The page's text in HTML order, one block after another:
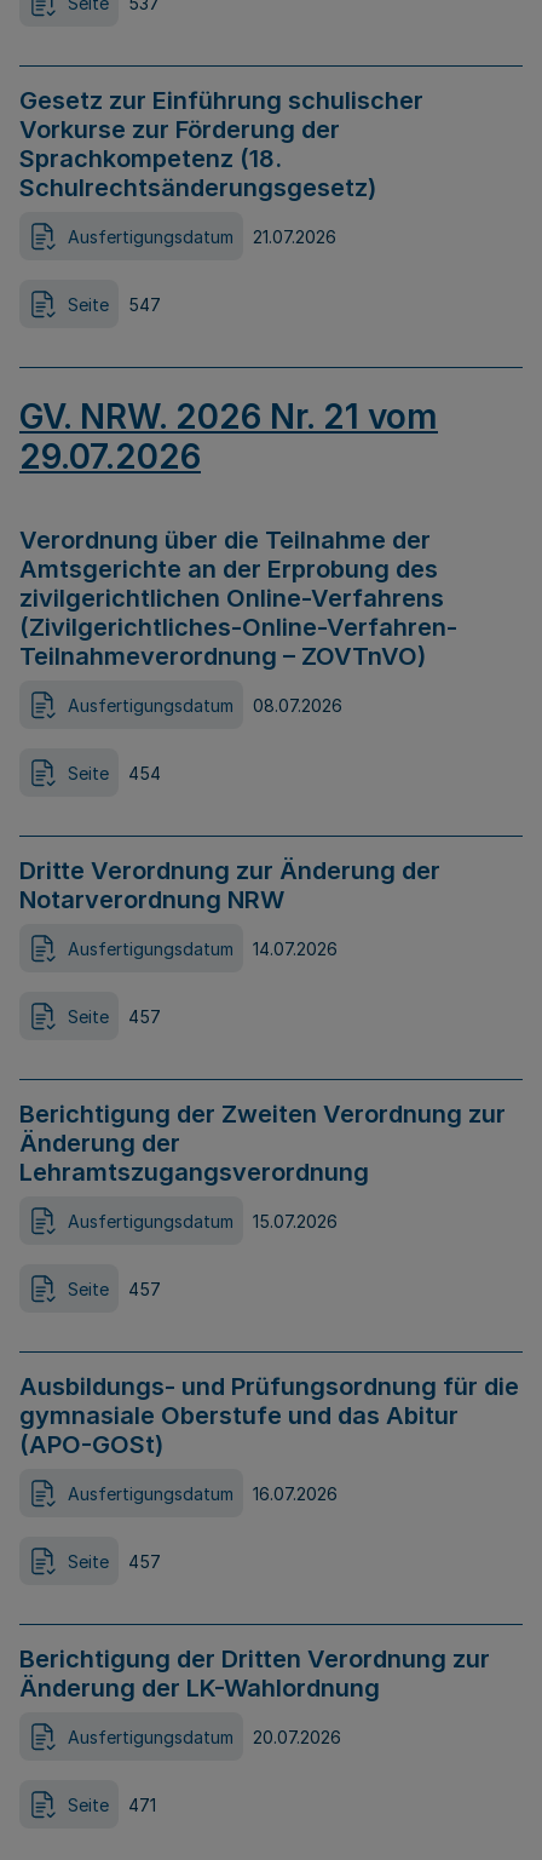
Gesetz zur Einführung schulischer
Vorkurse zur Förderung der
Sprachkompetenz (18.
Schulrechtsänderungsgesetz)
Ausfertigungsdatum 21.07.2026
Seite 547
GV. NRW. 2026 Nr. 21 vom
29.07.2026
Verordnung über die Teilnahme der
Amtsgerichte an der Erprobung des
zivilgerichtlichen Online-Verfahrens
(Zivilgerichtliches-Online-Verfahren-
Teilnahmeverordnung – ZOVTnVO)
Ausfertigungsdatum 08.07.2026
Seite 454
Dritte Verordnung zur Änderung der
Notarverordnung NRW
Ausfertigungsdatum 14.07.2026
Seite 457
Berichtigung der Zweiten Verordnung zur
Änderung der
Lehramtszugangsverordnung
Ausfertigungsdatum 15.07.2026
Seite 457
Ausbildungs- und Prüfungsordnung für die
gymnasiale Oberstufe und das Abitur
(APO-GOSt)
Ausfertigungsdatum 16.07.2026
Seite 457
Berichtigung der Dritten Verordnung zur
Änderung der LK-Wahlordnung
Ausfertigungsdatum 20.07.2026
Seite 471